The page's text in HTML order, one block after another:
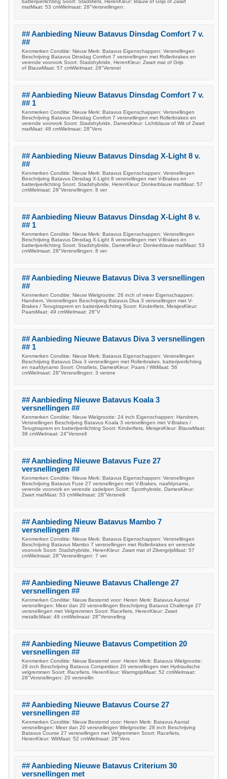
batterijverlichting Soort: Stadsfiets, HerenKleur: Blauw of Grijs of Zwart
matMaat: 53 cmWielmaat: 28"Versnellingen:
## Aanbieding Nieuw Batavus Dinsdag Comfort 7 v.
##
Kenmerken Conditie: Nieuw Merk: Batavus Eigenschappen: Versnellingen
Beschrijving Batavus Dinsdag Comfort 7 versnellingen met Rollerbrakes en
verende voorvork Soort: Stadshybride, HerenKleur: Zwart mat of Grijs
of BlauwMaat: 57 cmWielmaat: 28"Versnel
## Aanbieding Nieuw Batavus Dinsdag Comfort 7 v.
## 1
Kenmerken Conditie: Nieuw Merk: Batavus Eigenschappen: Versnellingen
Beschrijving Batavus Dinsdag Comfort 7 versnellingen met Rollerbrakes en
verende voorvork Soort: Stadshybride, DamesKleur: Lichtblauw of Wit of Zwart
matMaat: 48 cmWielmaat: 28"Vers
## Aanbieding Nieuw Batavus Dinsdag X-Light 8 v.
##
Kenmerken Conditie: Nieuw Merk: Batavus Eigenschappen: Versnellingen
Beschrijving Batavus Dinsdag X-Light 8 versnellingen met V-Brakes en
batterijverlichting Soort: Stadshybride, HerenKleur: Donkerblauw matMaat: 57
cmWielmaat: 28"Versnellingen: 8 ver
## Aanbieding Nieuw Batavus Dinsdag X-Light 8 v.
## 1
Kenmerken Conditie: Nieuw Merk: Batavus Eigenschappen: Versnellingen
Beschrijving Batavus Dinsdag X-Light 8 versnellingen met V-Brakes en
batterijverlichting Soort: Stadshybride, DamesKleur: Donkerblauw matMaat: 53
cmWielmaat: 28"Versnellingen: 8 ver
## Aanbieding Nieuwe Batavus Diva 3 versnellingen
##
Kenmerken Conditie: Nieuw Wielgrootte: 26 inch of meer Eigenschappen:
Handrem, Versnellingen Beschrijving Batavus Diva 3 versnellingen met V-
Brakes / Terugtraprem en batterijverlichting Soort: Kinderfiets, MeisjesKleur:
PaarsMaat: 49 cmWielmaat: 26"V
## Aanbieding Nieuwe Batavus Diva 3 versnellingen
## 1
Kenmerken Conditie: Nieuw Merk: Batavus Eigenschappen: Versnellingen
Beschrijving Batavus Diva 3 versnellingen met Rollerbrakes, batterijverlichting
en naafdynamo Soort: Omafiets, DamesKleur: Paars / WitMaat: 56
cmWielmaat: 28"Versnellingen: 3 versne
## Aanbieding Nieuwe Batavus Koala 3
versnellingen ##
Kenmerken Conditie: Nieuw Wielgrootte: 24 inch Eigenschappen: Handrem,
Versnellingen Beschrijving Batavus Koala 3 versnellingen met V-Brakes /
Terugtraprem en batterijverlichting Soort: Kinderfiets, MeisjesKleur: BlauwMaat:
38 cmWielmaat: 24"Versnell
## Aanbieding Nieuwe Batavus Fuze 27
versnellingen ##
Kenmerken Conditie: Nieuw Merk: Batavus Eigenschappen: Versnellingen
Beschrijving Batavus Fuze 27 versnellingen met V-Brakes, naafdynamo,
verende voorvork en verende zadelpen Soort: Sporthybride, DamesKleur:
Zwart matMaat: 53 cmWielmaat: 28"Versnelli
## Aanbieding Nieuw Batavus Mambo 7
versnellingen ##
Kenmerken Conditie: Nieuw Merk: Batavus Eigenschappen: Versnellingen
Beschrijving Batavus Mambo 7 versnellingen met Rollerbrakes en verende
voorvork Soort: Stadshybride, HerenKleur: Zwart mat of ZilvergrijsMaat: 57
cmWielmaat: 28"Versnellingen: 7 ver
## Aanbieding Nieuwe Batavus Challenge 27
versnellingen ##
Kenmerken Conditie: Nieuw Bestemd voor: Heren Merk: Batavus Aantal
versnellingen: Meer dan 20 versnellingen Beschrijving Batavus Challenge 27
versnellingen met Velgremmen Soort: Racefiets, HerenKleur: Zwart
metallicMaat: 49 cmWielmaat: 28"Versnelling
## Aanbieding Nieuwe Batavus Competition 20
versnellingen ##
Kenmerken Conditie: Nieuw Bestemd voor: Heren Merk: Batavus Wielgrootte:
28 inch Beschrijving Batavus Competition 20 versnellingen met Hydraulische
velgremmen Soort: Racefiets, HerenKleur: WarmgrijsMaat: 52 cmWielmaat:
28"Versnellingen: 20 versnellin
## Aanbieding Nieuwe Batavus Course 27
versnellingen ##
Kenmerken Conditie: Nieuw Bestemd voor: Heren Merk: Batavus Aantal
versnellingen: Meer dan 20 versnellingen Wielgrootte: 28 inch Beschrijving
Batavus Course 27 versnellingen met Velgremmen Soort: Racefiets,
HerenKleur: WitMaat: 52 cmWielmaat: 28"Vers
## Aanbieding Nieuwe Batavus Criterium 30
versnellingen met